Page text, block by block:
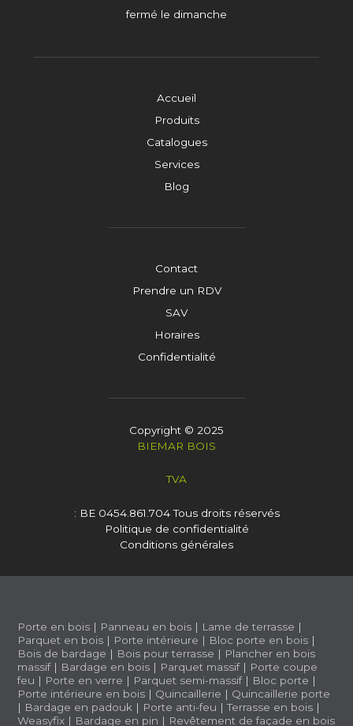
Accueil
Produits
Catalogues
Services
Blog
Contact
Prendre un RDV
SAV
Horaires
Confidentialité
fermé le dimanche
Copyright © 2025
BIEMAR BOIS
TVA
: BE 0454.861.704Tous droits réservés
Politique de confidentialité
Conditions générales
Porte en bois | Panneau en bois | Lame de terrasse |
Parquet en bois | Porte intérieure | Bloc porte en bois |
Bois de bardage | Bois pour terrasse | Plancher en bois
massif| Bardage en bois | Parquet massif| Porte coupe
feu | Porte en verre | Parquet semi-massif| Bloc porte |
Porte intérieure en bois | Quincaillerie | Quincaillerie porte
| Bardage en padouk | Porte anti-feu |Terrasse en bois |
Weasyfix | Bardage en pin | Revêtement de façade en bois